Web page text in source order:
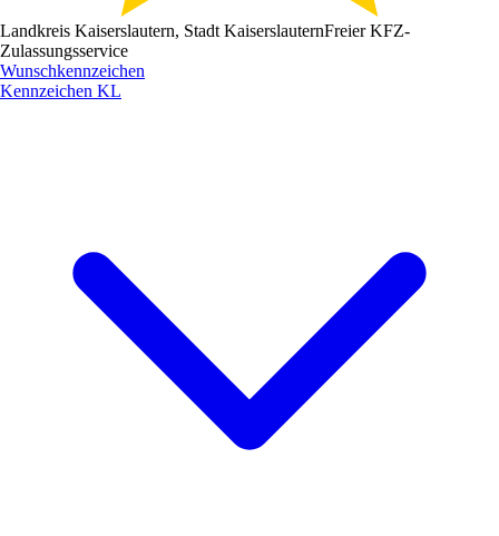
Landkreis Kaiserslautern, Stadt KaiserslauternFreier KFZ-
Zulassungsservice
Wunschkennzeichen
Kennzeichen KL